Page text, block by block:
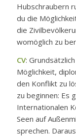
Hubschraubern
du die
die
womöglich zu
CV:
Möglichkeit,
den Konflikt zu
zu beginnen: Es
Internationalen
Seen auf
sprechen.